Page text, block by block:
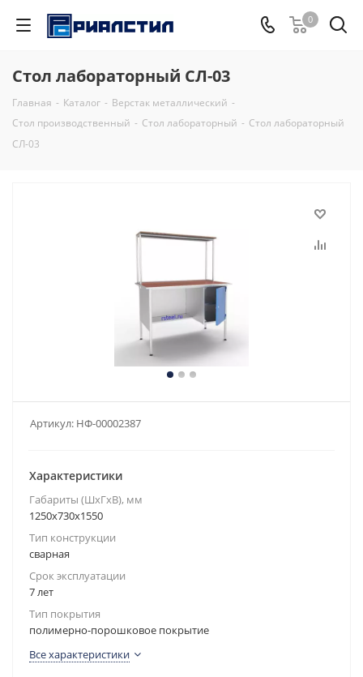
0
Стол лабораторный СЛ-03
Главная - Каталог - Верстак металлический -
Стол производственный - Стол лабораторный - Стол лабораторный
СЛ-03
Артикул: НФ-00002387
Характеристики
Габариты (ШxГxВ), мм
1250x730x1550
Тип конструкции
сварная
Срок эксплуатации
7 лет
Тип покрытия
полимерно-порошковое покрытие
Все характеристики